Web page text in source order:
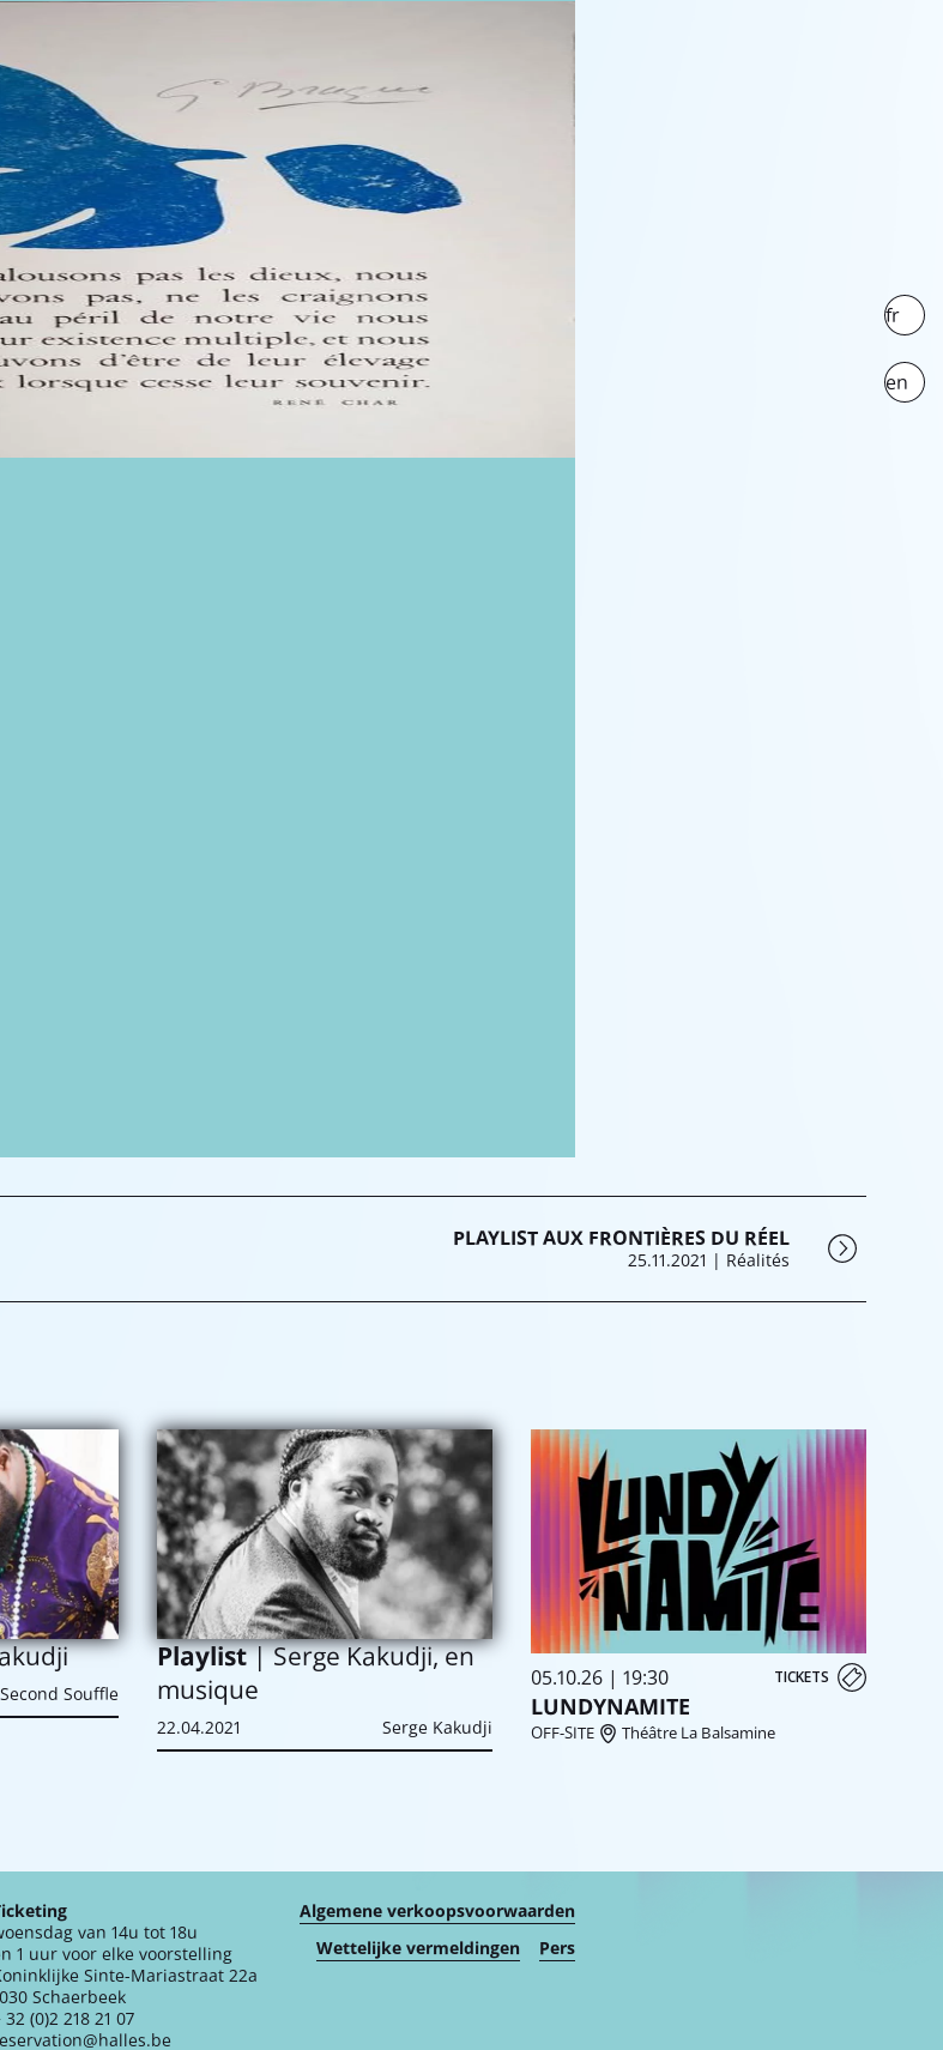
PLAYLIST AUX FRONTIÈRES DU RÉEL
25.11.2021 | Réalités
Second Souffle
Playlist| Serge Kakudji, en
musique
22.04.2021 Serge Kakudji
05.10.26 | 19:30 TICKETS
LUNDYNAMITE
OFF-SITE Théâtre La Balsamine
fr
en
van 14u tot 18u
1 uur voor elke voorstelling
Sinte-Mariastraat 22a
Schaerbeek
32 (0)2 218 21 07
Algemene verkoopsvoorwaarden
Wettelijke vermeldingen
Pers